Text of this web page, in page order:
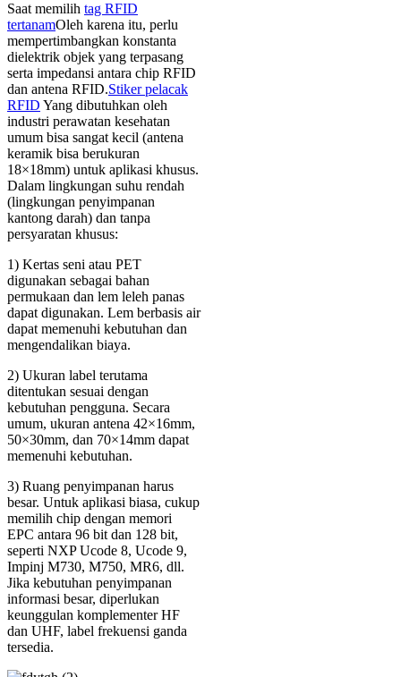
Saat memilih tag RFID
tertanamOleh karena itu, perlu
mempertimbangkan konstanta
dielektrik objek yang terpasang
serta impedansi antara chip RFID
dan antena RFID.Stiker pelacak
RFID Yang dibutuhkan oleh
industri perawatan kesehatan
umum bisa sangat kecil (antena
keramik bisa berukuran
18×18mm) untuk aplikasi khusus.
Dalam lingkungan suhu rendah
(lingkungan penyimpanan
kantong darah) dan tanpa
persyaratan khusus:
1) Kertas seni atau PET
digunakan sebagai bahan
permukaan dan lem leleh panas
dapat digunakan. Lem berbasis air
dapat memenuhi kebutuhan dan
mengendalikan biaya.
2) Ukuran label terutama
ditentukan sesuai dengan
kebutuhan pengguna. Secara
umum, ukuran antena 42×16mm,
50×30mm, dan 70×14mm dapat
memenuhi kebutuhan.
3) Ruang penyimpanan harus
besar. Untuk aplikasi biasa, cukup
memilih chip dengan memori
EPC antara 96 ​​bit dan 128 bit,
seperti NXP Ucode 8, Ucode 9,
Impinj M730, M750, MR6, dll.
Jika kebutuhan penyimpanan
informasi besar, diperlukan
keunggulan komplementer HF
dan UHF, label frekuensi ganda
tersedia.